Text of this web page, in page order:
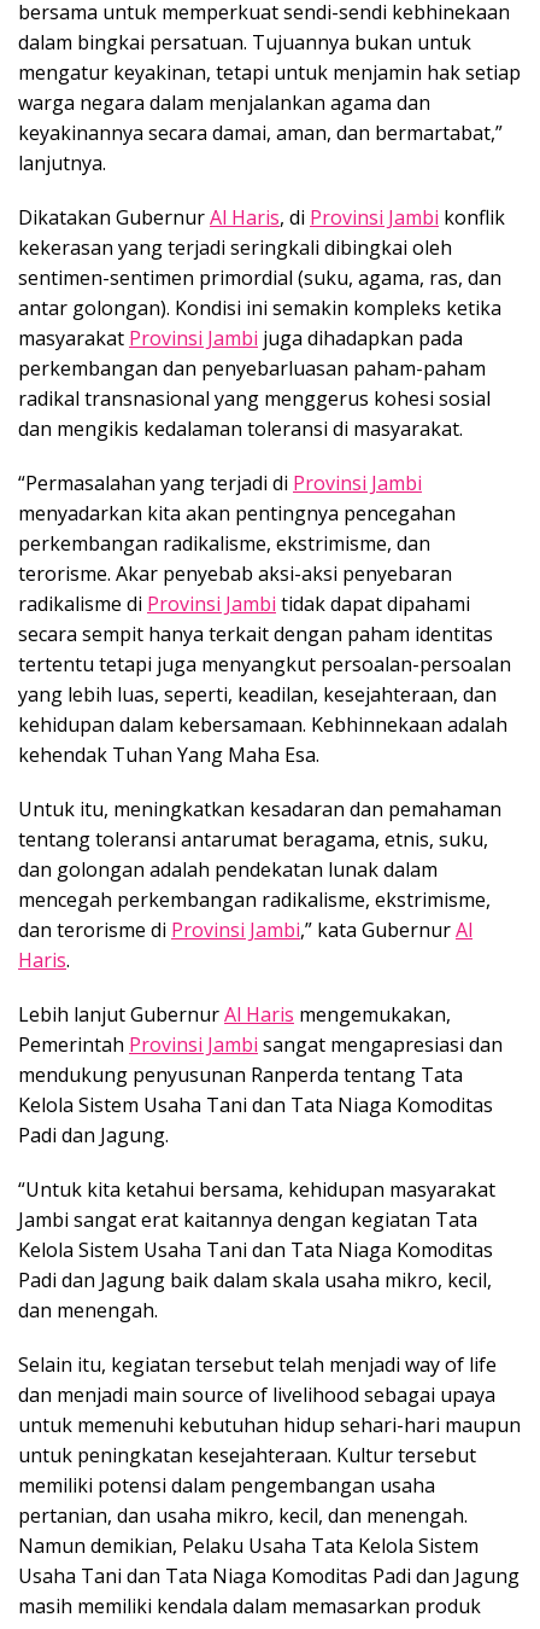
bersama untuk memperkuat sendi-sendi kebhinekaan
dalam bingkai persatuan. Tujuannya bukan untuk
mengatur keyakinan, tetapi untuk menjamin hak setiap
warga negara dalam menjalankan agama dan
keyakinannya secara damai, aman, dan bermartabat,”
lanjutnya.
Dikatakan GubernurAl Haris, di Provinsi Jambi konflik
kekerasan yang terjadi seringkali dibingkai oleh
sentimen-sentimen primordial (suku, agama, ras, dan
antar golongan). Kondisi ini semakin kompleks ketika
masyarakat Provinsi Jambi juga dihadapkan pada
perkembangan dan penyebarluasan paham-paham
radikal transnasional yang menggerus kohesi sosial
dan mengikis kedalaman toleransi di masyarakat.
“Permasalahan yang terjadi di Provinsi Jambi
menyadarkan kita akan pentingnya pencegahan
perkembangan radikalisme, ekstrimisme, dan
terorisme. Akar penyebab aksi-aksi penyebaran
radikalisme di Provinsi Jambi tidak dapat dipahami
secara sempit hanya terkait dengan paham identitas
tertentu tetapi juga menyangkut persoalan-persoalan
yang lebih luas, seperti, keadilan, kesejahteraan, dan
kehidupan dalam kebersamaan. Kebhinnekaan adalah
kehendak Tuhan Yang Maha Esa.
Untuk itu, meningkatkan kesadaran dan pemahaman
tentang toleransi antarumat beragama, etnis, suku,
dan golongan adalah pendekatan lunak dalam
mencegah perkembangan radikalisme, ekstrimisme,
dan terorisme di Provinsi Jambi,” kata GubernurAl
Haris.
Lebih lanjut GubernurAl Haris mengemukakan,
Pemerintah Provinsi Jambi sangat mengapresiasi dan
mendukung penyusunan Ranperda tentang Tata
Kelola Sistem Usaha Tani dan Tata Niaga Komoditas
Padi dan Jagung.
“Untuk kita ketahui bersama, kehidupan masyarakat
Jambi sangat erat kaitannya dengan kegiatan Tata
Kelola Sistem Usaha Tani dan Tata Niaga Komoditas
Padi dan Jagung baik dalam skala usaha mikro, kecil,
dan menengah.
Selain itu, kegiatan tersebut telah menjadi way of life
dan menjadi main source of livelihood sebagai upaya
untuk memenuhi kebutuhan hidup sehari-hari maupun
untuk peningkatan kesejahteraan. Kultur tersebut
memiliki potensi dalam pengembangan usaha
pertanian, dan usaha mikro, kecil, dan menengah.
Namun demikian, Pelaku Usaha Tata Kelola Sistem
Usaha Tani dan Tata Niaga Komoditas Padi dan Jagung
masih memiliki kendala dalam memasarkan produk